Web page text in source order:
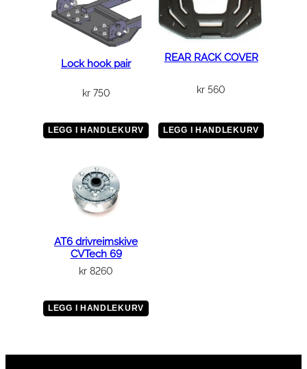
Lock hook pair
kr750
LEGG I HANDLEKURV
REAR RACK COVER
kr 560
LEGG I HANDLEKURV
AT6 drivreimskive
CVTech 69
kr 8260
LEGG I HANDLEKURV